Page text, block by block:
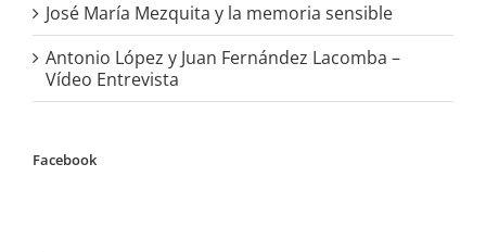
José María Mezquita y la memoria sensible
Antonio López y Juan Fernández Lacomba –
Vídeo Entrevista
Facebook